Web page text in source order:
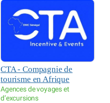
CTA - Compagnie de
tourisme en Afrique
Agences de voyages et
d’excursions